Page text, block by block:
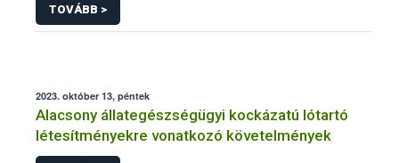
TOVÁBB >
2023. október 13, péntek
Alacsony állategészségügyi kockázatú lótartó
létesítményekre vonatkozó követelmények